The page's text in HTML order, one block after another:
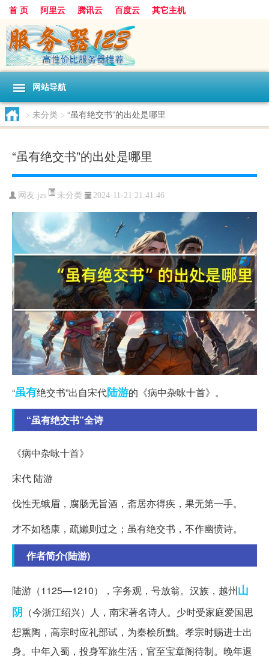
首 页 阿里云 腾讯云 百度云 其它主机
网站导航
> 未分类 > “虽有绝交书”的出处是哪里
“虽有绝交书”的出处是哪里
网友:jzs 未分类 2024-11-21 21:41:46
“虽有绝交书”出自宋代陆游的《病中杂咏十首》。
“虽有绝交书”全诗
《病中杂咏十首》
宋代 陆游
伐性无蛾眉，腐肠无旨酒，斋居亦得疾，果无第一手。
才不如嵇康，疏嬾则过之；虽有绝交书，不作幽愤诗。
作者简介(陆游)
陆游（1125—1210），字务观，号放翁。汉族，越州山
阴 （今浙江绍兴）人，南宋著名诗人。少时受家庭爱国思
想熏陶，高宗时应礼部试，为秦桧所黜。孝宗时赐进士出
身。中年入蜀，投身军旅生活，官至宝章阁待制。晚年退